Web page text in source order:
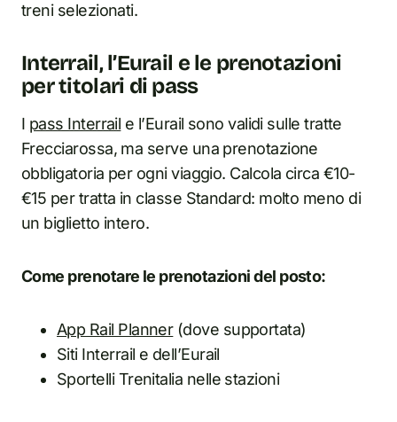
treni selezionati.
Interrail, l’Eurail e le prenotazioni
per titolari di pass
I pass Interrail e l’Eurail sono validi sulle tratte
Frecciarossa, ma serve una prenotazione
obbligatoria per ogni viaggio. Calcola circa €10-
€15 per tratta in classe Standard: molto meno di
un biglietto intero.
Come prenotare le prenotazioni del posto:
App Rail Planner(dove supportata)
Siti Interrail e dell’Eurail
Sportelli Trenitalia nelle stazioni